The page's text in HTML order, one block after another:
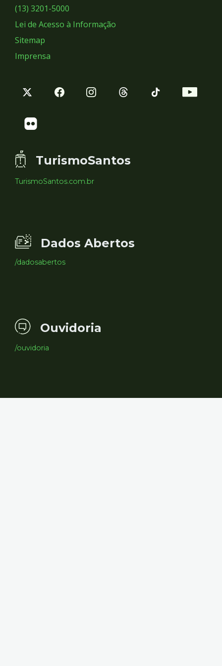
Sociais
(13) 3201-5000
Lei de Acesso à Informação
Sitemap
Imprensa
TurismoSantos
TurismoSantos.com.br
Dados Abertos
/dadosabertos
Ouvidoria
/ouvidoria